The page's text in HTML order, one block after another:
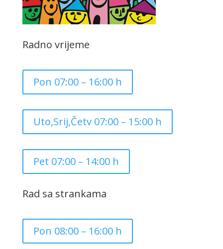
Radno vrijeme
Pon 07:00 – 16:00 h
Uto,Srij,Četv 07:00 – 15:00 h
Pet 07:00 – 14:00 h
Rad sa strankama
Pon 08:00 – 16:00 h